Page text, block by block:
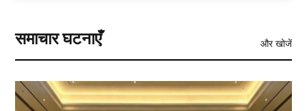
समाचार घटनाएँ और खोजें